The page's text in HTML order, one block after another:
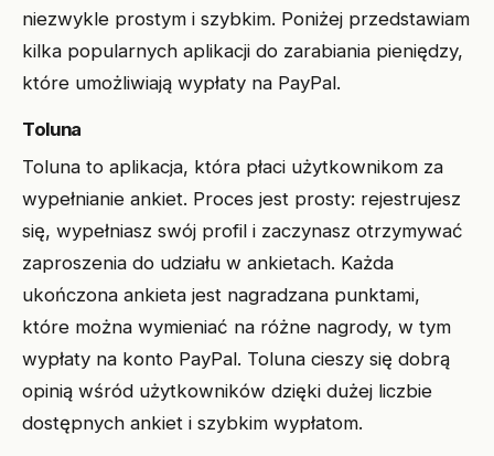
niezwykle prostym i szybkim. Poniżej przedstawiam
kilka popularnych aplikacji do zarabiania pieniędzy,
które umożliwiają wypłaty na PayPal.
Toluna
Toluna to aplikacja, która płaci użytkownikom za
wypełnianie ankiet. Proces jest prosty: rejestrujesz
się, wypełniasz swój profil i zaczynasz otrzymywać
zaproszenia do udziału w ankietach. Każda
ukończona ankieta jest nagradzana punktami,
które można wymieniać na różne nagrody, w tym
wypłaty na konto PayPal. Toluna cieszy się dobrą
opinią wśród użytkowników dzięki dużej liczbie
dostępnych ankiet i szybkim wypłatom.